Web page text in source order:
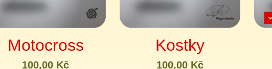
Motocross
100,00 Kč
Kostky
100,00 Kč